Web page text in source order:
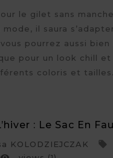
le gilet sans
mode, il saura
pourrez aussi
pour un look chill
coloris et
: Le Sac En
KOLODZIEJCZAK 